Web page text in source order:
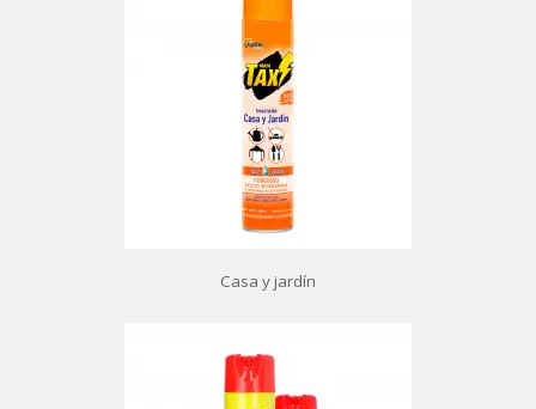
Casa y jardín